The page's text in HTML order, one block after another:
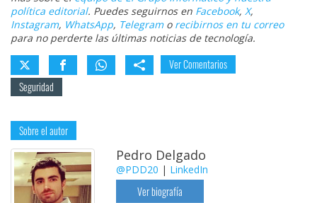
política editorial. Puedes seguirnos en Facebook, X,
Instagram, WhatsApp, Telegramo recibirnos en tu correo
para no perderte las últimas noticias de tecnología.
Ver Comentarios
Seguridad
Sobre el autor
Pedro Delgado
@PDD20 | LinkedIn
Ver biografía